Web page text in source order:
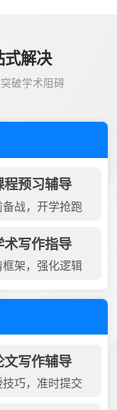
式解决
破学术阻碍
程预习辅导
备战，开学抢跑
术写作指导
框架，强化逻辑
文写作辅导
技巧，准时提交